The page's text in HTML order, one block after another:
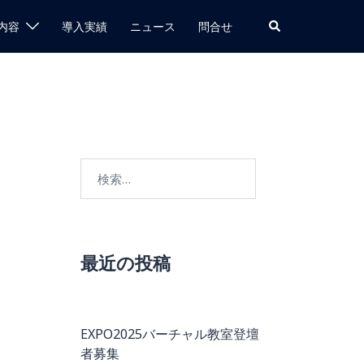
容 導入実績 ニュース 問合せ 検
索
最近の投稿
EXPO2025バーチャル教室登壇
者募集